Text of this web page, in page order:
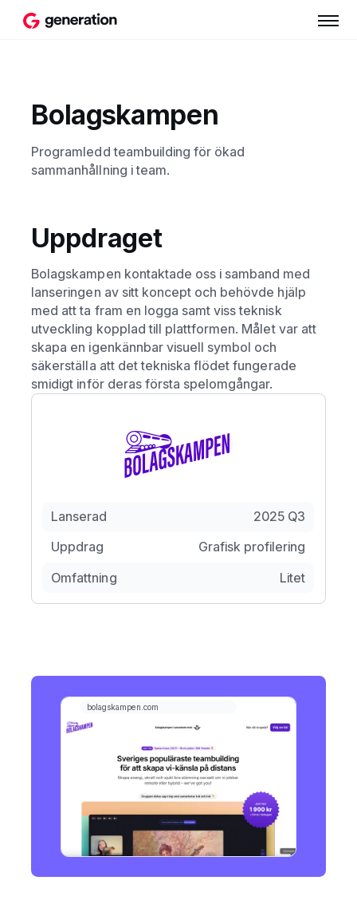
Bolagskampen
Programledd teambuilding för ökad
sammanhållning i team.
Uppdraget
Bolagskampen kontaktade oss i samband med
lanseringen av sitt koncept och behövde hjälp
med att ta fram en logga samt viss teknisk
utveckling kopplad till plattformen. Målet var att
skapa en igenkännbar visuell symbol och
säkerställa att det tekniska flödet fungerade
smidigt inför deras första spelomgångar.
Lanserad
2025 Q3
Uppdrag
Grafisk profilering
Omfattning
Litet